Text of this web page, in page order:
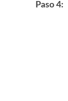
Paso 4: